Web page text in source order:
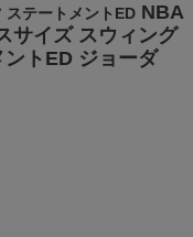
ステートメントED NBA
サイズ スウィング
トED ジョーダ